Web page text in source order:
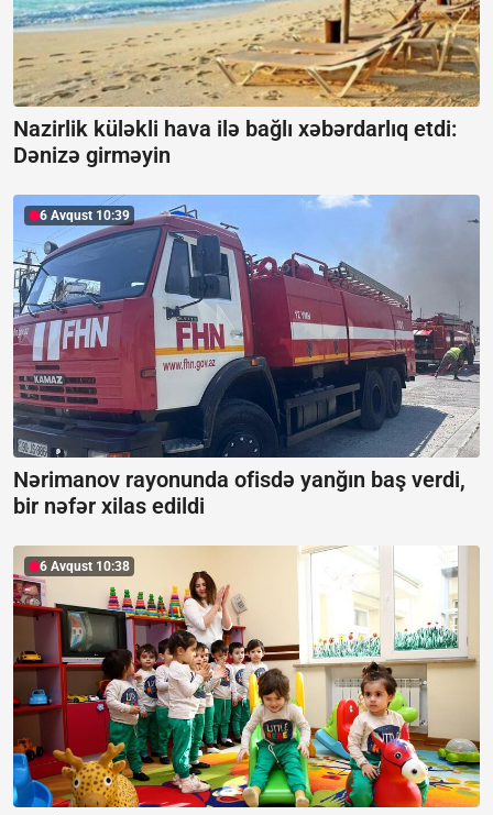
Nazirlik küləkli hava ilə bağlı xəbərdarlıq etdi:
Dənizə girməyin
6 Avqust 10:39
Nərimanov rayonunda ofisdə yanğın baş verdi,
bir nəfər xilas edildi
6 Avqust 10:38